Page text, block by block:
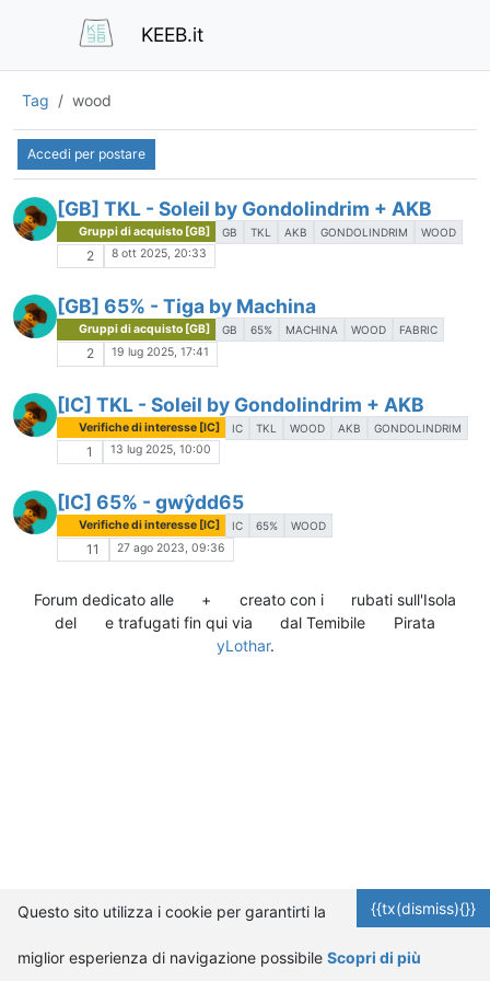
KEEB.it
Tag wood
Accedi per postare
[GB] TKL - Soleil by Gondolindrim + AKB
Gruppi di acquisto [GB] GB TKL AKB GONDOLINDRIM WOOD
2 8 ott 2025, 20:33
[GB] 65% - Tiga by Machina
Gruppi di acquisto [GB] GB 65% MACHINA WOOD FABRIC
2 19 lug 2025, 17:41
[IC] TKL - Soleil by Gondolindrim + AKB
Verifiche di interesse [IC] IC TKL WOOD AKB GONDOLINDRIM
1 13 lug 2025, 10:00
[IC] 65% - gwŷdd65
Verifiche di interesse [IC] IC 65% WOOD
11 27 ago 2023, 09:36
Forum dedicato alle + creato con i
rubati sull'Isola
del
e trafugati fin qui via dal Temibile
Pirata
yLothar.
{{tx(dismiss){}}
Questo sito utilizza i cookie per garantirti la
miglior esperienza di navigazione possibile Scopri di più